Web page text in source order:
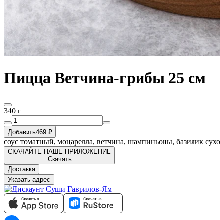
Пицца Ветчина-грибы 25 см
340 г
Добавить469 ₽
соус томатный, моцарелла, ветчина, шампиньоны, базилик
СКАЧАЙТЕ НАШЕ ПРИЛОЖЕНИЕ
Скачать
Доставка
Указать адрес